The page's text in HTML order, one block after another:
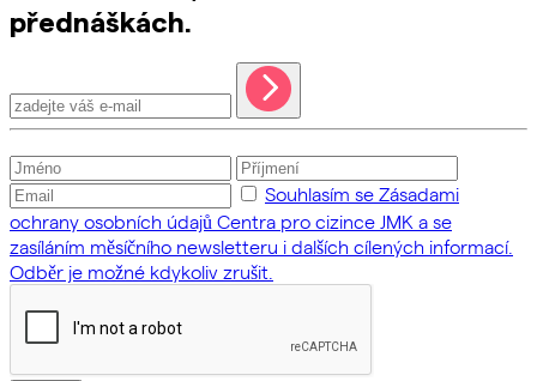
přednáškách.
Souhlasím se Zásadami
ochrany osobních údajů Centra pro cizince JMK a se
zasíláním měsíčního newsletteru i dalších cílených informací.
Odběr je možné kdykoliv zrušit.